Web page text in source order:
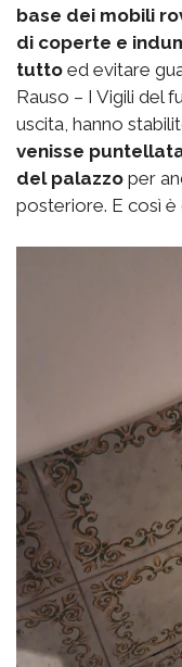
base dei mobili
di coperte e
tutto ed evitare
Rauso – I Vigili del
uscita, hanno
venisse
del palazzo per
posteriore. E così è